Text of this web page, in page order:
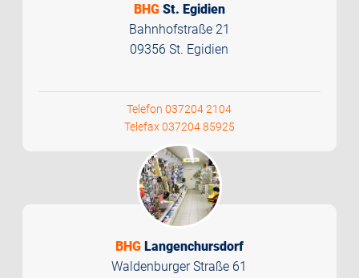
BHGSt. Egidien
Bahnhofstraße 21
09356 St. Egidien
Telefon 037204 2104
Telefax 037204 85925
BHGLangenchursdorf
Waldenburger Straße 61